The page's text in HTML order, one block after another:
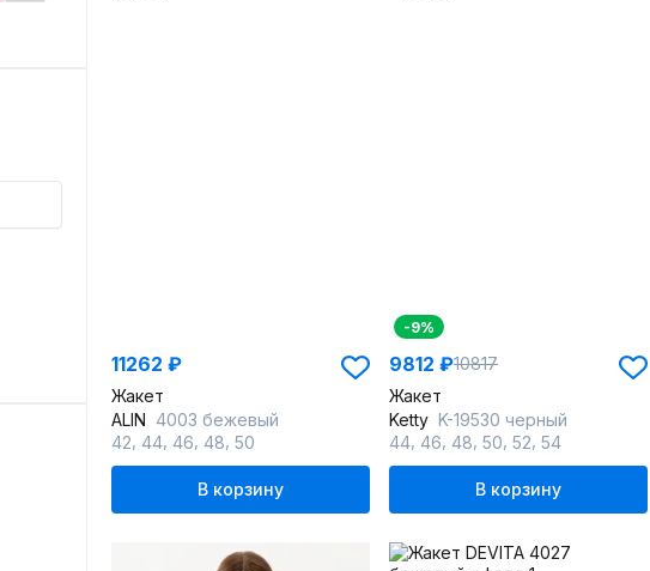
11262 ₽
Жакет
ALIN 4003 бежевый
42 44 46 48 50
В корзину
-9%
9812 ₽10817
Жакет
Ketty K-19530 черный
44 46 48 50 52 54
В корзину